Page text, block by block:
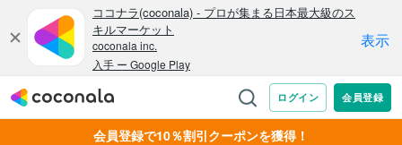
会員登録で10％割引クーポンを獲得！